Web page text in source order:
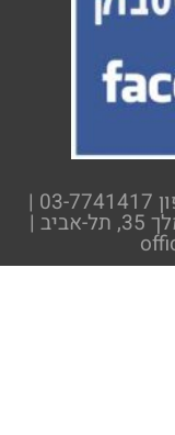
קרמר ושות’, משרד עורכי-דין | טלפון 03-7741417 |
פקס 03-7169841 | שד’ שאול המלך 35, תל-אביב |